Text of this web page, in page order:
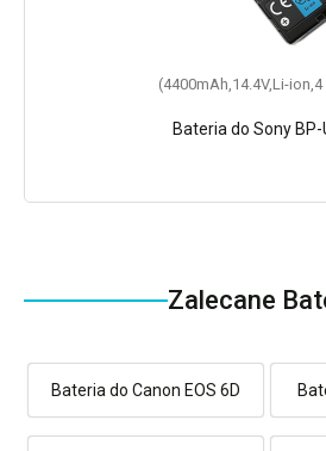
(4400mAh,14.4V,Li-
Bateria do Sony BP-
Zalecane
Bateria do Canon EOS 6D